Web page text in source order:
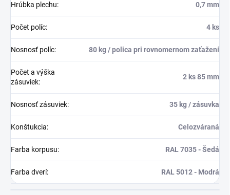
Hrúbka plechu: 0,7 mm
Počet políc: 4 ks
Nosnosť políc: 80 kg / polica pri rovnomernom zaťažení
Počet a výška
zásuviek:
2 ks 85 mm
Nosnosť zásuviek: 35 kg / zásuvka
Konštukcia: Celozváraná
Farba korpusu: RAL 7035 - Šedá
Farba dverí: RAL 5012 - Modrá